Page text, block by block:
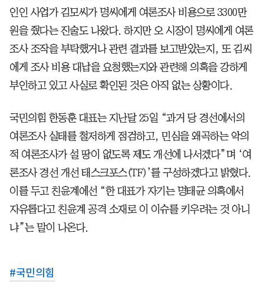
인인 사업가 김모씨가 명씨에게 여론조사 비용으로 3300만
원을 줬다는 진술도 나왔다. 하지만 오 시장이 명씨에게 여론
조사 조작을 부탁했거나 관련 결과를 보고받았는지, 또 김씨
에게 조사 비용 대납을 요청했는지와 관련해 의혹을 강하게
부인하고 있고 사실로 확인된 것은 아직 없는 상황이다.
국민의힘 한동훈 대표는 지난달 25일 “과거 당 경선에서의
여론조사 실태를 철저하게 점검하고, 민심을 왜곡하는 악의
적 여론조사가 설 땅이 없도록 제도 개선에 나서겠다”며 ‘여
론조사 경선 개선 태스크포스(TF)’를 구성하겠다고 밝혔다.
이를 두고 친윤계에선 “한 대표가 자기는 명태균 의혹에서
자유롭다고 친윤계 공격 소재로 이 이슈를 키우려는 것 아니
냐”는 말이 나온다.
#국민의힘